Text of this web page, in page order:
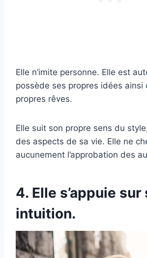
Elle n’imite personne. Elle est
possède ses propres idées ainsi
propres rêves.
Elle suit son propre sens du
des aspects de sa vie. Elle ne
aucunement l’approbation des
4. Elle s’appuie sur
intuition.